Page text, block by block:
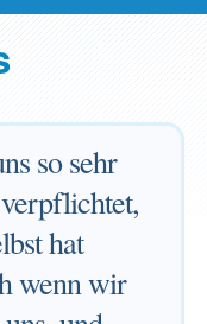
so sehr
hat
wenn wir